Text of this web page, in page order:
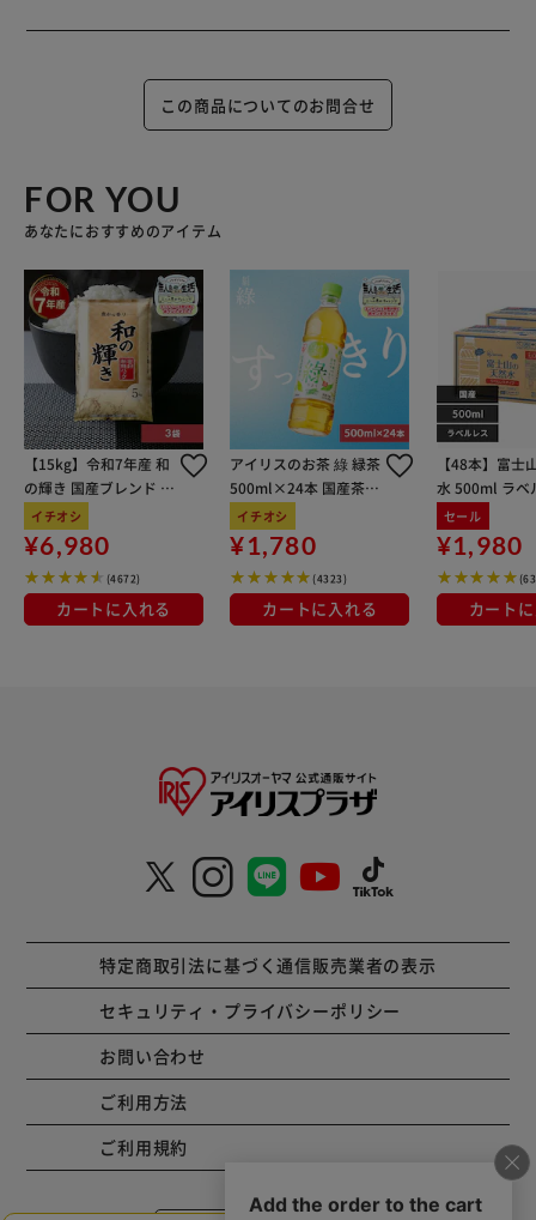
この商品についてのお問合せ
FOR YOU
あなたにおすすめのアイテム
【15kg】令和7年産 和
の輝き 国産ブレンド 5
kg×3袋
イチオシ
¥6,980
(4672)
カートに入れる
アイリスのお茶 綠 緑茶
500ml×24本 国産茶葉
100％使用
イチオシ
¥1,780
(4323)
カートに入れる
【48本】富士
水 500ml ラベ
セール
¥1,980
カート
特定商取引法に基づく通信販売業者の表示
セキュリティ・プライバシーポリシー
お問い合わせ
ご利用方法
ご利用規約